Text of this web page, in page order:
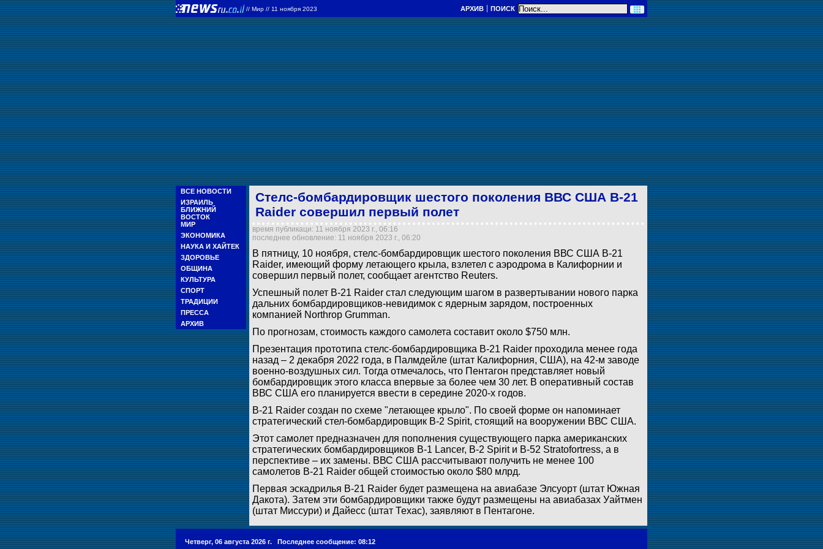
// Мир // 11 ноября 2023 АРХИВ ПОИСК
ВСЕ НОВОСТИ
ИЗРАИЛЬ
БЛИЖНИЙ
ВОСТОК
МИР
ЭКОНОМИКА
НАУКА И ХАЙТЕК
ЗДОРОВЬЕ
ОБЩИНА
КУЛЬТУРА
СПОРТ
ТРАДИЦИИ
ПРЕССА
АРХИВ
Стелс-бомбардировщик шестого поколения ВВС США B-21
Raider совершил первый полет
время публикаци: 11 ноября 2023 г., 06:16
последнее обновление: 11 ноября 2023 г., 06:20
В пятницу, 10 ноября, стелс-бомбардировщик шестого поколения ВВС США B-21
Raider, имеющий форму летающего крыла, взлетел с аэродрома в Калифорнии и
совершил первый полет, сообщает агентство Reuters.
Успешный полет B-21 Raider стал следующим шагом в развертывании нового парка
дальних бомбардировщиков-невидимок с ядерным зарядом, построенных
компанией Northrop Grumman.
По прогнозам, стоимость каждого самолета составит около $750 млн.
Презентация прототипа стелс-бомбардировщика B-21 Raider проходила менее года
назад – 2 декабря 2022 года, в Палмдейле (штат Калифорния, США), на 42-м заводе
военно-воздушных сил. Тогда отмечалось, что Пентагон представляет новый
бомбардировщик этого класса впервые за более чем 30 лет. В оперативный состав
ВВС США его планируется ввести в середине 2020-х годов.
B-21 Raider создан по схеме "летающее крыло". По своей форме он напоминает
стратегический стел-бомбардировщик B-2 Spirit, стоящий на вооружении ВВС США.
Этот самолет предназначен для пополнения существующего парка американских
стратегических бомбардировщиков B-1 Lancer, B-2 Spirit и B-52 Stratofortress, а в
перспективе – их замены. ВВС США рассчитывают получить не менее 100
самолетов B-21 Raider общей стоимостью около $80 млрд.
Первая эскадрилья B-21 Raider будет размещена на авиабазе Элсуорт (штат Южная
Дакота). Затем эти бомбардировщики также будут размещены на авиабазах Уайтмен
(штат Миссури) и Дайесс (штат Техас), заявляют в Пентагоне.
Четверг, 06 августа 2026 г. Последнее сообщение: 08:12